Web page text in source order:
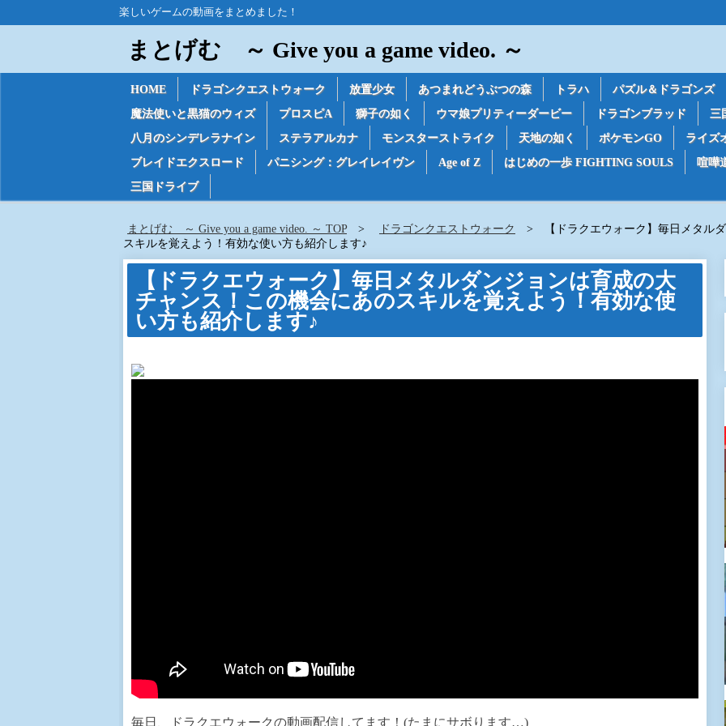
楽しいゲームの動画をまとめました！
まとげむ ～ Give you a game video. ～
HOME ドラゴンクエストウォーク 放置少女 あつまれどうぶつの森 トラハ
パズル＆ドラゴンズ
魔法使いと黒猫のウィズ
プロスピA 獅子の如く ウマ娘プリティーダービー ドラゴンブラッド
三
八月のシンデレラナイン
ステラアルカナ モンスターストライク 天地の如く ポケモンGO
ライズ
ブレイドエクスロード
パニシング：グレイレイヴン Age of Z はじめの一歩 FIGHTING SOULS
喧嘩
三国ドライブ
まとげむ ～ Give you a game video. ～ TOP ドラゴンクエストウォーク
【ドラクエウォーク】毎日メタル
スキルを覚えよう！有効な使い方も紹介します♪
【ドラクエウォーク】毎日メタルダンジョンは育成の大
チャンス！この機会にあのスキルを覚えよう！有効な使
い方も紹介します♪
毎日、ドラクエウォークの動画配信してます！(たまにサボります…)